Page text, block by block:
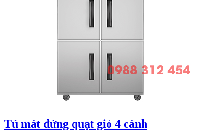
Tủ mát đứng quạt gió 4 cánh